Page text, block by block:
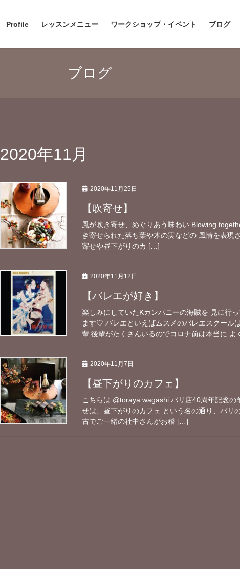
Profile レッスンメニュー ワークショップ・イベント ブログ
ブログ
2020年11月
2020年11月25日
【吹寄せ】
風が吹き寄せ、めぐりあう味わい Blowing
き寄せられた落ち葉や木の実などの 風情を表現
寄せや昼下がりのカ […]
2020年11月12日
【バレエが好き】
楽しみにしていたKカンパニーの海賊を 見に行
ます♡ バレエといえばムスメのバレエスクール
輩 後輩がたくさんいるのでコロナ前は本当に
2020年11月7日
【昼下がりのカフェ】
こちらは @toraya.wagashi パリ店40周年記念
せは、昼下がりのカフェ という名の通り、パリ
古でご一緒の社中さんがお稽 […]